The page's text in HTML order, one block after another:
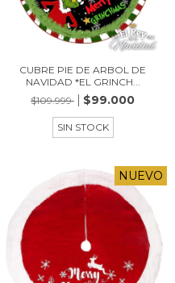
CUBRE PIE DE ARBOL DE
NAVIDAD *EL GRINCH...
$109.999
$99.000
SIN STOCK
NUEVO